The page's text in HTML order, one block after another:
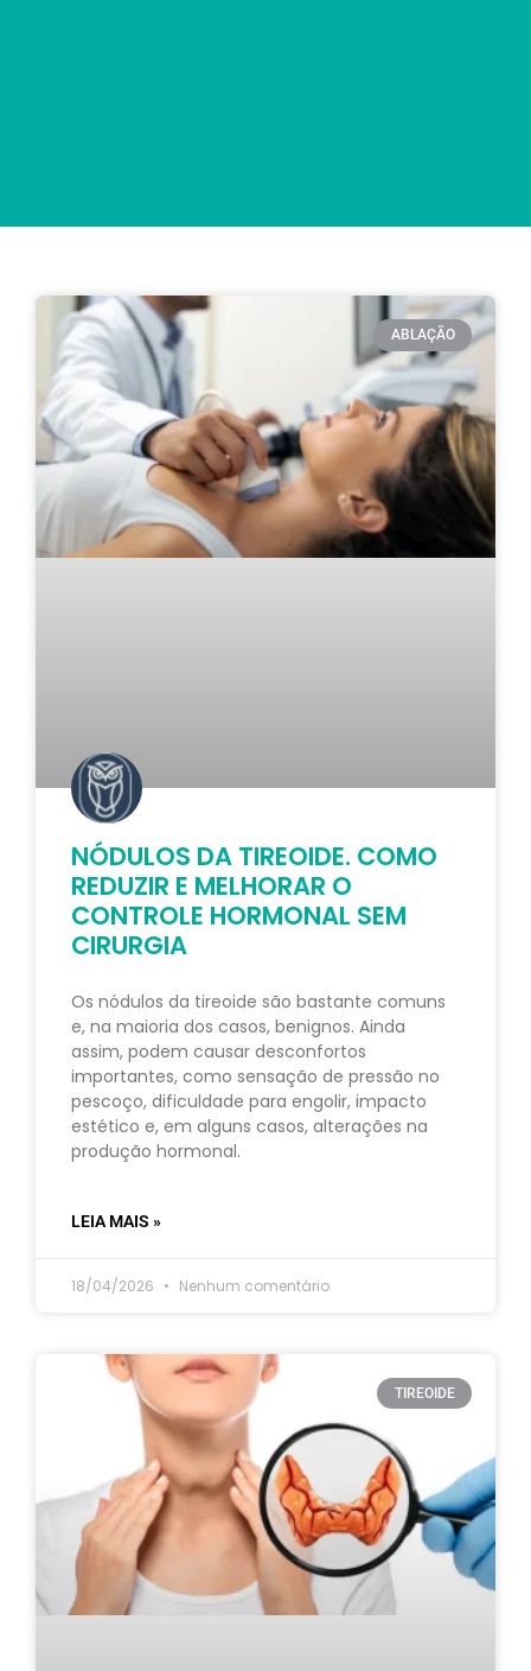
ABLAÇÃO
NÓDULOS DA TIREOIDE. COMO
REDUZIR E MELHORAR O
CONTROLE HORMONAL SEM
CIRURGIA
Os nódulos da tireoide são bastante comuns
e, na maioria dos casos, benignos. Ainda
assim, podem causar desconfortos
importantes, como sensação de pressão no
pescoço, dificuldade para engolir, impacto
estético e, em alguns casos, alterações na
produção hormonal.
LEIA MAIS »
18/04/2026 Nenhum comentário
TIREOIDE